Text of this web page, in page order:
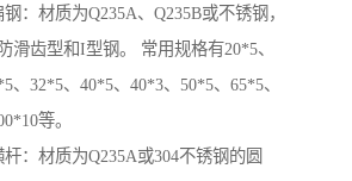
：材质为Q235A、Q235B或不锈钢，
滑齿型和I型钢。 常用规格有20*5、
、32*5、40*5、40*3、50*5、65*5、
等。
：材质为Q235A或304不锈钢的圆